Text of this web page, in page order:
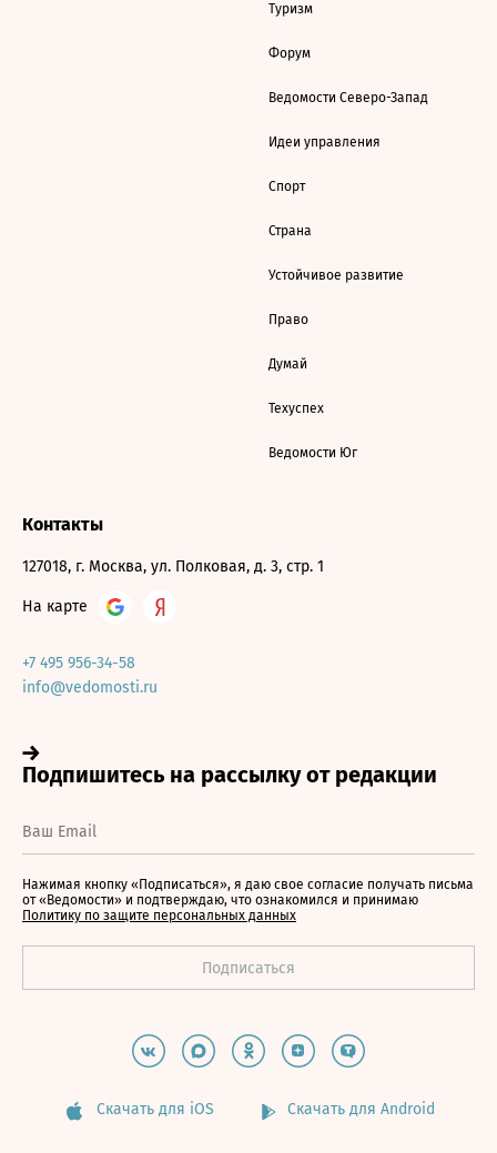
Туризм
Форум
Ведомости Северо-Запад
Идеи управления
Спорт
Страна
Устойчивое развитие
Право
Думай
Техуспех
Ведомости Юг
Контакты
127018, г. Москва, ул. Полковая, д. 3, стр. 1
На карте
+7 495 956-34-58
info@vedomosti.ru
Нажимая кнопку «Подписаться», я даю свое согласие получать письма
от «Ведомости» и подтверждаю, что ознакомился и принимаю
Политику по защите персональных данных
Скачать для iOS Скачать для Android